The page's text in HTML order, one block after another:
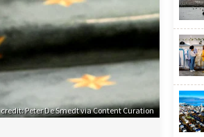
credit: Peter De Smedt via Content Curation